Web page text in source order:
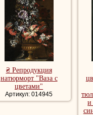
₴ Репродукция
натюрморт "Ваза с
цветами"
Артикул: 014945
и